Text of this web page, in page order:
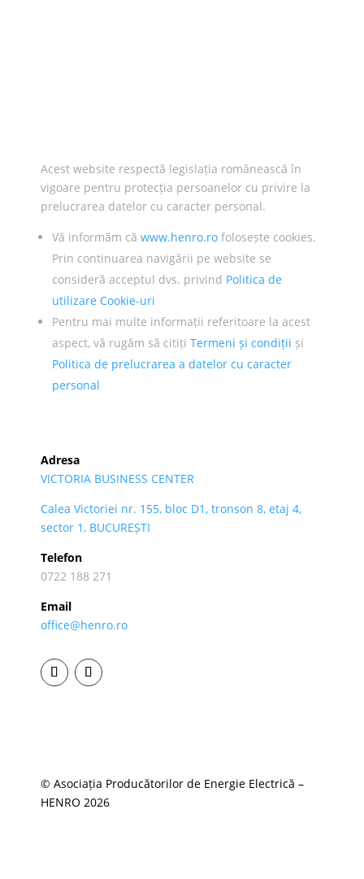
Acest website respectă legislația românească în
vigoare pentru protecția persoanelor cu privire la
prelucrarea datelor cu caracter personal.
Vă informăm că www.henro.ro folosește cookies.
Prin continuarea navigării pe website se
consideră acceptul dvs. privind Politica de
utilizare Cookie-uri
Pentru mai multe informații referitoare la acest
aspect, vă rugăm să citiți Termeni și condiții și
Politica de prelucrarea a datelor cu caracter
personal
Adresa
VICTORIA BUSINESS CENTER
Calea Victoriei nr. 155, bloc D1, tronson 8, etaj 4,
sector 1, BUCUREȘTI
Telefon
0722 188 271
Email
office@henro.ro
© Asociația Producătorilor de Energie Electrică –
HENRO 2026